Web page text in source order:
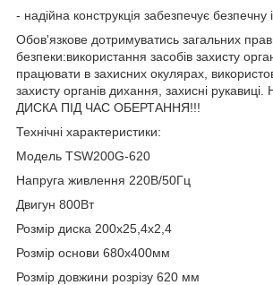
- надійна конструкція забезпечує безпечну
Обов'язкове дотримуватись загальних
безпеки:використання засобів захисту
працювати в захисних окулярах,
захисту органів дихання, захисні
ДИСКА ПІД ЧАС ОБЕРТАННЯ!!!
Технічні характеристики:
Модель TSW200G-620
Напруга живлення 220В/50Гц
Двигун 800Вт
Розмір диска 200х25,4х2,4
Розмір основи 680х400мм
Розмір довжини розрізу 620 мм